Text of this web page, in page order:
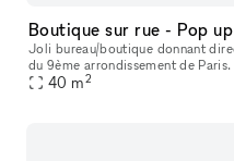
Joli bureau/boutique donnant
du 9ème arrondissement de
bien équipé. Un espace
40 m2